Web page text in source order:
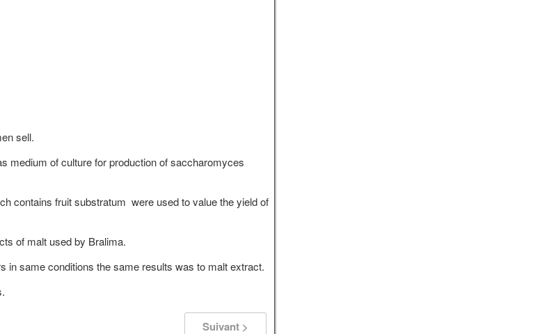
sell.
medium of culture for production of saccharomyces
contains fruit substratum were used to value the yield of
of malt used by Bralima.
in same conditions the same results was to malt extract.
Suivant >